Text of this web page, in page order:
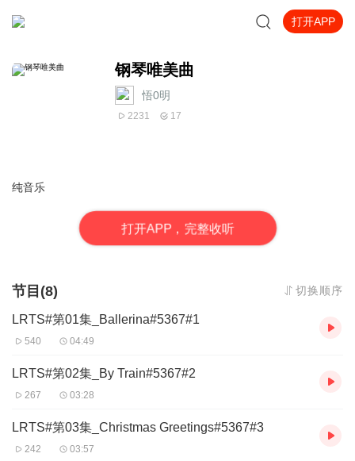
打开APP
钢琴唯美曲
悟0明
2231 17
纯音乐
打开APP，完整收听
节目(8) 切换顺序
LRTS#第01集_Ballerina#5367#1
540 04:49
LRTS#第02集_By Train#5367#2
267 03:28
LRTS#第03集_Christmas Greetings#5367#3
242 03:57